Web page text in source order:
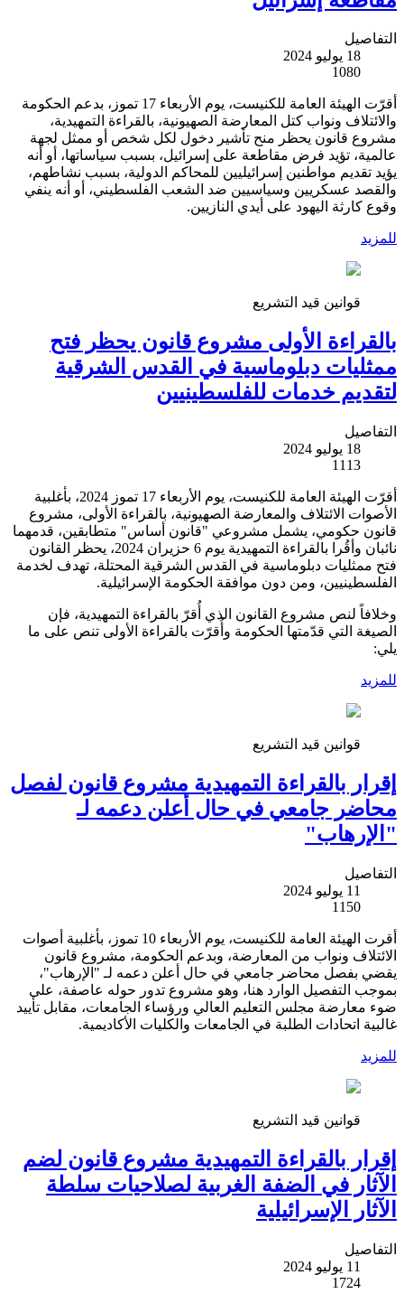
التفاصيل
18 يوليو 2024
1080
أقرّت الهيئة العامة للكنيست، يوم الأربعاء 17 تموز، بدعم الحكومة
والائتلاف ونواب كتل المعارضة الصهيونية، بالقراءة التمهيدية،
مشروع قانون يحظر منح تأشير دخول لكل شخص أو ممثل لجهة
عالمية، تؤيد فرض مقاطعة على إسرائيل، بسبب سياساتها، أو أنه
يؤيد تقديم مواطنين إسرائيليين للمحاكم الدولية، بسبب نشاطهم،
والقصد عسكريين وسياسيين ضد الشعب الفلسطيني، أو أنه ينفي
وقوع كارثة اليهود على أيدي النازيين.
للمزيد
قوانين قيد التشريع
بالقراءة الأولى مشروع قانون يحظر فتح
ممثليات دبلوماسية في القدس الشرقية
لتقديم خدمات للفلسطينيين
التفاصيل
18 يوليو 2024
1113
أقرّت الهيئة العامة للكنيست، يوم الأربعاء 17 تموز 2024، بأغلبية
الأصوات الائتلاف والمعارضة الصهيونية، بالقراءة الأولى، مشروع
قانون حكومي، يشمل مشروعي "قانون أساس" متطابقين، قدمهما
نائبان وأقُرا بالقراءة التمهيدية يوم 6 حزيران 2024، يحظر القانون
فتح ممثليات دبلوماسية في القدس الشرقية المحتلة، تهدف لخدمة
الفلسطينيين، ومن دون موافقة الحكومة الإسرائيلية.
وخلافاً لنص مشروع القانون الذي أُقرّ بالقراءة التمهيدية، فإن
الصيغة التي قدّمتها الحكومة وأُقرّت بالقراءة الأولى تنص على ما
يلي:
للمزيد
قوانين قيد التشريع
إقرار بالقراءة التمهيدية مشروع قانون لفصل
محاضر جامعي في حال أعلن دعمه لـ
"الإرهاب"
التفاصيل
11 يوليو 2024
1150
أقرت الهيئة العامة للكنيست، يوم الأربعاء 10 تموز، بأغلبية أصوات
الائتلاف ونواب من المعارضة، وبدعم الحكومة، مشروع قانون
يقضي بفصل محاضر جامعي في حال أعلن دعمه لـ "الإرهاب"،
بموجب التفصيل الوارد هنا، وهو مشروع تدور حوله عاصفة، على
ضوء معارضة مجلس التعليم العالي ورؤساء الجامعات، مقابل تأييد
غالبية اتحادات الطلبة في الجامعات والكليات الأكاديمية.
للمزيد
قوانين قيد التشريع
إقرار بالقراءة التمهيدية مشروع قانون لضم
الآثار في الضفة الغربية لصلاحيات سلطة
الآثار الإسرائيلية
التفاصيل
11 يوليو 2024
1724